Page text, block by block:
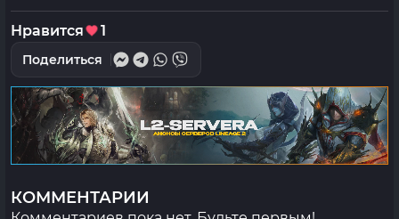
Нравится 1
Поделиться
КОММЕНТАРИИ